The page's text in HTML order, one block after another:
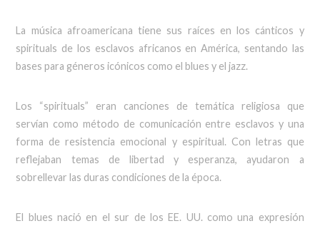
La música afroamericana tiene sus raíces en los cánticos y
spirituals de los esclavos africanos en América, sentando las
bases para géneros icónicos como el blues y el jazz.
Los “spirituals” eran canciones de temática religiosa que
servían como método de comunicación entre esclavos y una
forma de resistencia emocional y espiritual. Con letras que
reflejaban temas de libertad y esperanza, ayudaron a
sobrellevar las duras condiciones de la época.
El blues nació en el sur de los EE. UU. como una expresión